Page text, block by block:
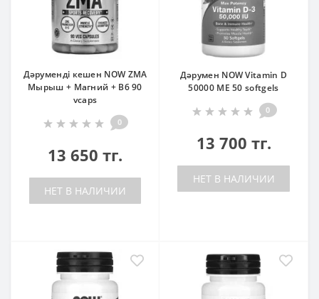
Дәруменді кешен NOW ZMA
Мырыш + Магний + B6 90
vcaps
0
13 650 тг.
НЕТ В НАЛИЧИИ
Дәрумен NOW Vitamin D
50000 ME 50 softgels
0
13 700 тг.
НЕТ В НАЛИЧИИ